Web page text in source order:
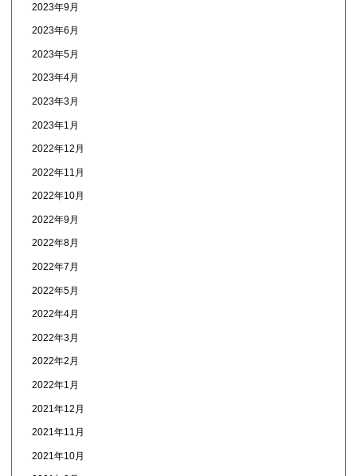
2023年9月
2023年6月
2023年5月
2023年4月
2023年3月
2023年1月
2022年12月
2022年11月
2022年10月
2022年9月
2022年8月
2022年7月
2022年5月
2022年4月
2022年3月
2022年2月
2022年1月
2021年12月
2021年11月
2021年10月